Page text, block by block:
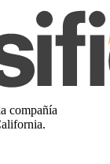
compañía